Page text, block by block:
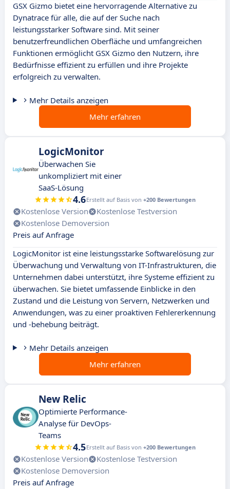
GSX Gizmo bietet eine hervorragende Alternative zu
Dynatrace für alle, die auf der Suche nach
leistungsstarker Software sind. Mit seiner
benutzerfreundlichen Oberfläche und umfangreichen
Funktionen ermöglicht GSX Gizmo den Nutzern, ihre
Bedürfnisse effizient zu erfüllen und ihre Projekte
erfolgreich zu verwalten.
Mehr Details anzeigen
Mehr erfahren
LogicMonitor
Überwachen Sie
unkompliziert mit einer
SaaS-Lösung
4.6Erstellt auf Basis von +200 Bewertungen
Kostenlose Version
Kostenlose Testversion
Kostenlose Demoversion
Preis auf Anfrage
LogicMonitor ist eine leistungsstarke Softwarelösung zur
Überwachung und Verwaltung von IT-Infrastrukturen, die
Unternehmen dabei unterstützt, ihre Systeme effizient zu
überwachen. Sie bietet umfassende Einblicke in den
Zustand und die Leistung von Servern, Netzwerken und
Anwendungen, was zu einer proaktiven Fehlererkennung
und -behebung beiträgt.
Mehr Details anzeigen
Mehr erfahren
New Relic
Optimierte Performance-
Analyse für DevOps-
Teams
4.5Erstellt auf Basis von +200 Bewertungen
Kostenlose Version
Kostenlose Testversion
Kostenlose Demoversion
Preis auf Anfrage